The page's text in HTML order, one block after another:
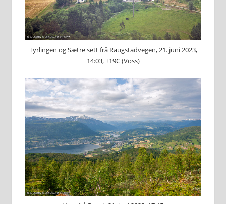
Tyrlingen og Sætre sett frå Raugstadvegen, 21. juni 2023,
14:03, +19C (Voss)